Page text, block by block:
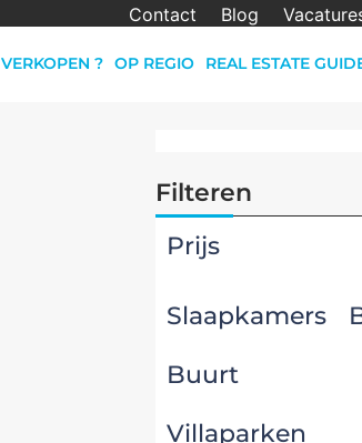
Contact Blog
VERKOPEN ? OP REGIO REAL ESTATE
Filteren
Prijs
Slaapkamers
Buurt
Villaparken